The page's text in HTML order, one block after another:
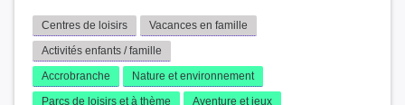
Centres de loisirs
Vacances en famille
Activités enfants / famille
Accrobranche
Nature et environnement
Parcs de loisirs et à thème
Aventure et jeux